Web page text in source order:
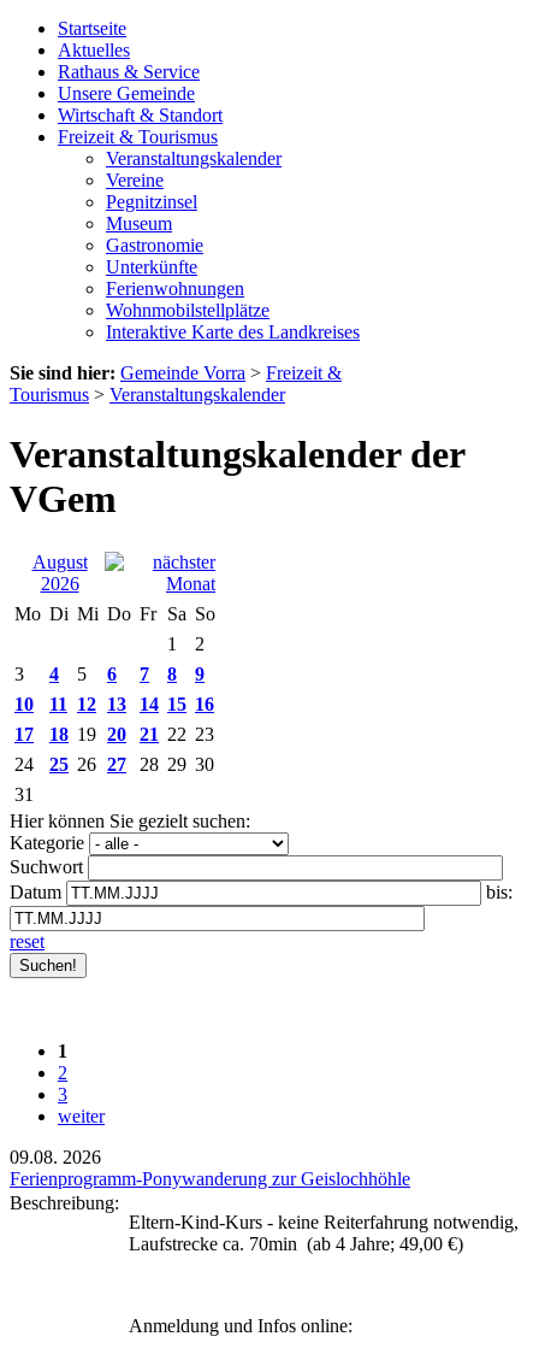
Startseite
Aktuelles
Rathaus & Service
Unsere Gemeinde
Wirtschaft & Standort
Freizeit & Tourismus
Veranstaltungskalender
Vereine
Pegnitzinsel
Museum
Gastronomie
Unterkünfte
Ferienwohnungen
Wohnmobilstellplätze
Interaktive Karte des Landkreises
Sie sind hier: Gemeinde Vorra > Freizeit &
Tourismus > Veranstaltungskalender
Veranstaltungskalender der
VGem
August
2026
Mo Di Mi Do Fr Sa So
1
2
3
4 5 6 7 8
9
10
11 12 13 14 15 16
17
18 19 20 21 22 23
24
25 26 27 28 29 30
31
Hier können Sie gezielt suchen:
Kategorie
Suchwort
Datum
bis:
reset
1
2
3
weiter
09.08. 2026
Ferienprogramm-Ponywanderung zur Geislochhöhle
Beschreibung:
Eltern-Kind-Kurs - keine Reiterfahrung notwendig,
Laufstrecke ca. 70min (ab 4 Jahre; 49,00 €)
Anmeldung und Infos online: